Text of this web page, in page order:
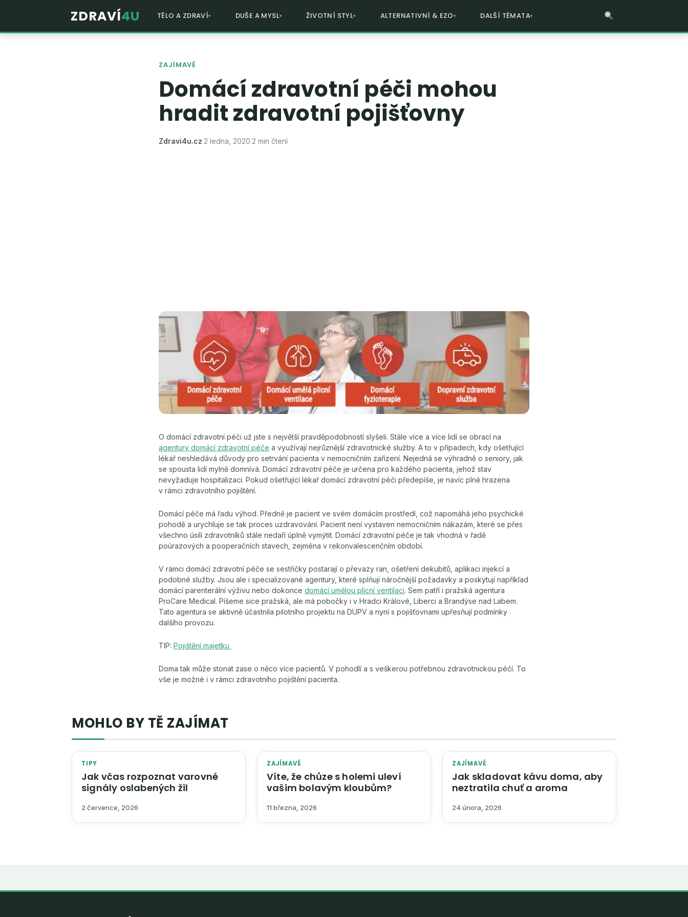
ZDRAVÍ4U TĚLO A ZDRAVÍ DUŠE A MYSL ŽIVOTNÍ STYL ALTERNATIVNÍ & EZO DALŠÍ TÉMATA
ZAJÍMAVÉ
Domácí zdravotní péči mohou
hradit zdravotní pojišťovny
Zdravi4u.cz·2 ledna, 2020·2 min čtení
O domácí zdravotní péči už jste s největší pravděpodobností slyšeli. Stále více a více lidí se obrací na
agentury domácí zdravotní péče a využívají nejrůznější zdravotnické služby. A to v případech, kdy ošetřující
lékař neshledává důvody pro setrvání pacienta v nemocničním zařízení. Nejedná se výhradně o seniory, jak
se spousta lidí mylně domnívá. Domácí zdravotní péče je určena pro každého pacienta, jehož stav
nevyžaduje hospitalizaci. Pokud ošetřující lékař domácí zdravotní péči předepíše, je navíc plně hrazena
v rámci zdravotního pojištění.
Domácí péče má řadu výhod. Předně je pacient ve svém domácím prostředí, což napomáhá jeho psychické
pohodě a urychluje se tak proces uzdravování. Pacient není vystaven nemocničním nákazám, které se přes
všechno úsilí zdravotníků stále nedaří úplně vymýtit. Domácí zdravotní péče je tak vhodná v řadě
poúrazových a pooperačních stavech, zejména v rekonvalescenčním období.
V rámci domácí zdravotní péče se sestřičky postarají o převazy ran, ošetření dekubitů, aplikaci injekcí a
podobné služby. Jsou ale i specializované agentury, které splňují náročnější požadavky a poskytují například
domácí parenterální výživu nebo dokonce domácí umělou plicní ventilaci. Sem patří i pražská agentura
ProCare Medical. Píšeme sice pražská, ale má pobočky i v Hradci Králové, Liberci a Brandýse nad Labem.
Tato agentura se aktivně účastnila pilotního projektu na DUPV a nyní s pojišťovnami upřesňují podmínky
dalšího provozu.
TIP: Pojištění majetku
Doma tak může stonat zase o něco více pacientů. V pohodlí a s veškerou potřebnou zdravotnickou péčí. To
vše je možné i v rámci zdravotního pojištění pacienta.
MOHLO BY TĚ ZAJÍMAT
TIPY
Jak včas rozpoznat varovné
signály oslabených žil
2 července, 2026
ZAJÍMAVÉ
Víte, že chůze s holemi uleví
vašim bolavým kloubům?
11 března, 2026
ZAJÍMAVÉ
Jak skladovat kávu doma, aby
neztratila chuť a aroma
24 února, 2026